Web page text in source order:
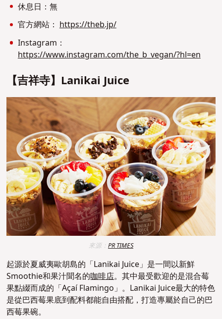
休息日：無
官方網站：https://theb.jp/
Instagram：
https://www.instagram.com/the_b_vegan/?hl=en
【吉祥寺】Lanikai Juice
來源： PR TIMES
起源於夏威夷歐胡島的「Lanikai Juice」是一間以新鮮
Smoothie和果汁聞名的咖啡店。其中最受歡迎的是混合莓
果點綴而成的 「Açaí Flamingo」。Lanikai Juice最大的特色
是從巴西莓果底到配料都能自由搭配，打造專屬於自己的巴
西莓果碗。